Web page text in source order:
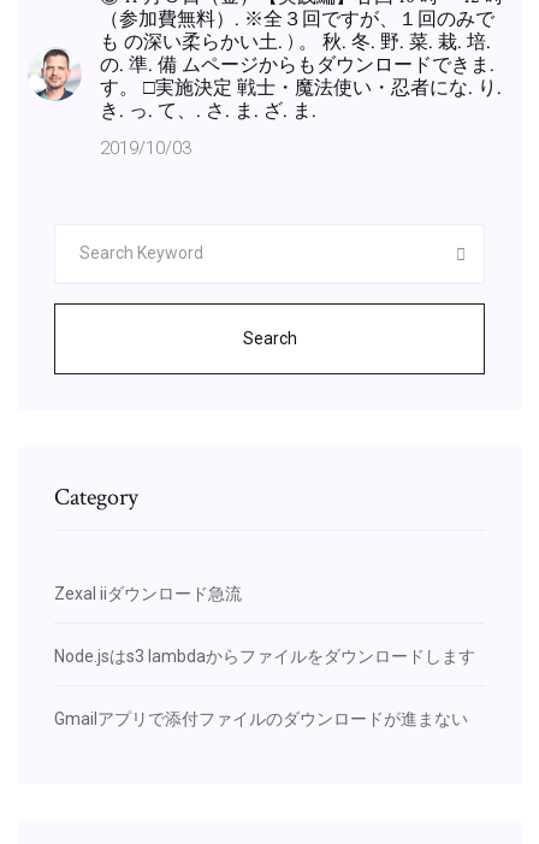
（参加費無料）. ※全３回ですが、１回のみで
も の深い柔らかい土. ) 。 秋. 冬. 野. 菜. 栽. 培.
の. 準. 備 ムページからもダウンロードできま.
す。 □実施決定 戦士・魔法使い・忍者にな. り.
き. っ. て、. さ. ま. ざ. ま.
2019/10/03
Search
Category
Zexal iiダウンロード急流
Node.jsはs3 lambdaからファイルをダウンロードします
Gmailアプリで添付ファイルのダウンロードが進まない